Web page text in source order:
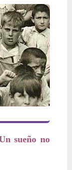
sueño no